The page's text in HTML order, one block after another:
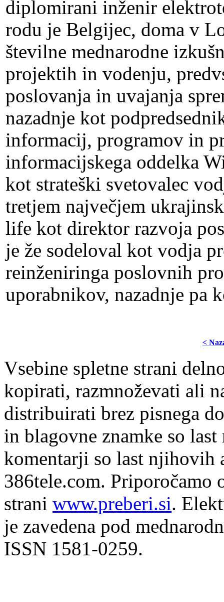
diplomirani inženir
rodu je Belgijec, doma v
številne mednarodne
projektih in vodenju,
poslovanja in uvajanja
nazadnje kot
informacij, programov in
informacijskega oddelka
kot strateški svetovalec
tretjem največjem
life kot direktor razvoja
je že sodeloval kot vodja
reinženiringa poslovnih
uporabnikov, nazadnje pa
<
Vsebine spletne strani
kopirati, razmnoževati ali
distribuirati brez pisnega
in blagovne znamke so
komentarji so last njihovih
386tele.com. Priporočamo
strani www.preberi.si.
je zavedena pod
ISSN 1581-0259.